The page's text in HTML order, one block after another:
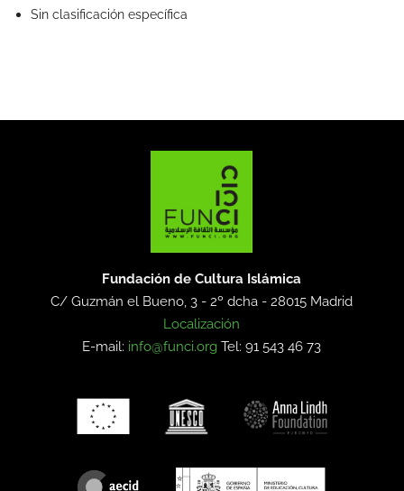
Sin clasificación específica
Fundación de Cultura Islámica
C/ Guzmán el Bueno, 3 - 2º dcha -28015 Madrid
Localización
E-mail: info@funci.org Tel: 91 543 46 73